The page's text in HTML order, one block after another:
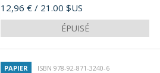
Prix
12,96 € / 21.00 $US
ÉPUISÉ
PAPIER ISBN 978-92-871-3240-6